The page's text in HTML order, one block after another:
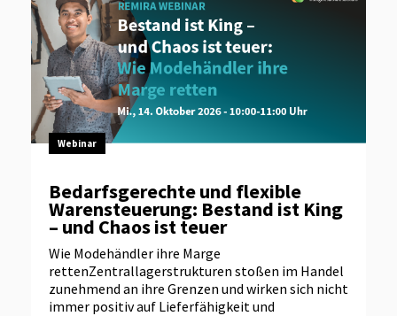
Webinar
Bedarfsgerechte und flexible
Warensteuerung: Bestand ist King
– und Chaos ist teuer
Wie Modehändler ihre Marge
rettenZentrallagerstrukturen stoßen im Handel
zunehmend an ihre Grenzen und wirken sich nicht
immer positiv auf Lieferfähigkeit und